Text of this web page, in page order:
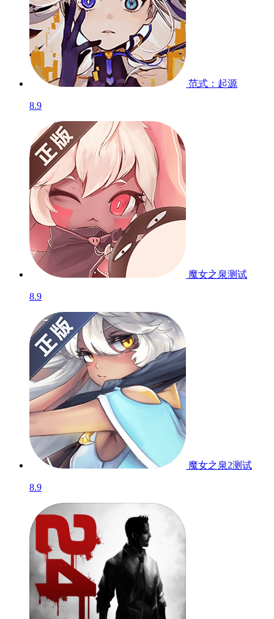
范式：起源
8.9
魔女之泉测试
8.9
魔女之泉2测试
8.9